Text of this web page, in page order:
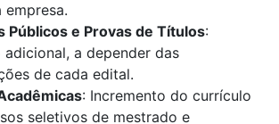
empresa.
Públicos e Provas de Títulos:
adicional, a depender das
de cada edital.
: Incremento do currículo
seletivos de mestrado e